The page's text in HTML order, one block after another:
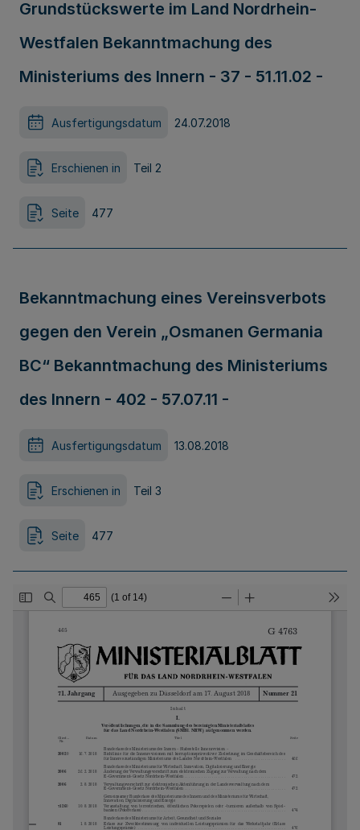
Grundstückswerte im Land Nordrhein-
Westfalen Bekanntmachung des
Ministeriums des Innern - 37 - 51.11.02 -
Ausfertigungsdatum 24.07.2018
Erschienen in Teil 2
Seite 477
Bekanntmachung eines Vereinsverbots
gegen den Verein „Osmanen Germania
BC“ Bekanntmachung des Ministeriums
des Innern - 402 - 57.07.11 -
Ausfertigungsdatum 13.08.2018
Erschienen in Teil 3
Seite 477